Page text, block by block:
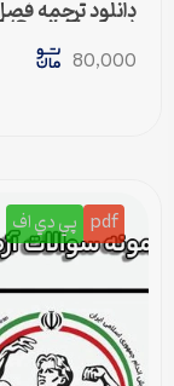
(Sunil Chopra) | حمل و نقل در زنجیره تامین
80,000
pdf پي دي اف